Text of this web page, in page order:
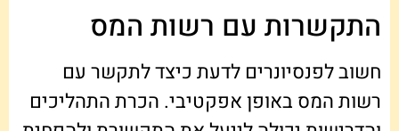
התקשרות עם רשות המס
חשוב לפנסיונרים לדעת כיצד לתקשר עם
רשות המס באופן אפקטיבי. הכרת התהליכים